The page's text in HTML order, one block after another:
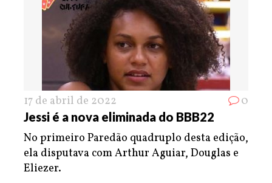
17 de abril de 2022 0
Jessi é a nova eliminada do BBB22
No primeiro Paredão quadruplo desta edição,
ela disputava com Arthur Aguiar, Douglas e
Eliezer.